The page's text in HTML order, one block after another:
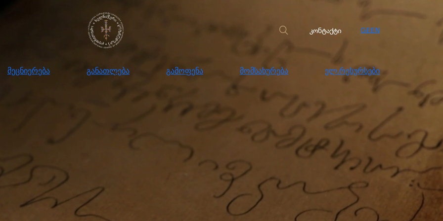
კონტაქტი GEEN
მეცნიერება განათლება გამოფენა მომსახურება ელ.რესურსები
განათლება მომსახურება